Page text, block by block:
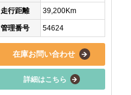
走行距離 39,200Km
管理番号 54624
在庫お問い合わせ
詳細はこちら